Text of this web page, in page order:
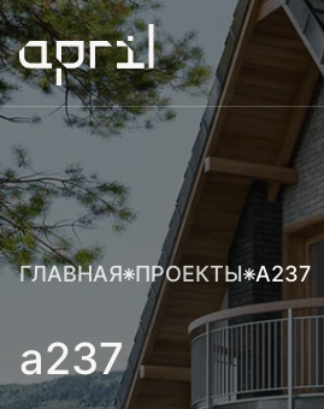
ГЛАВНАЯ ПРОЕКТЫ A237
a237